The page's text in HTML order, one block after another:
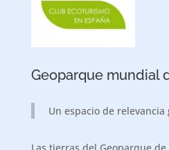
Geoparque mundial
Un espacio de